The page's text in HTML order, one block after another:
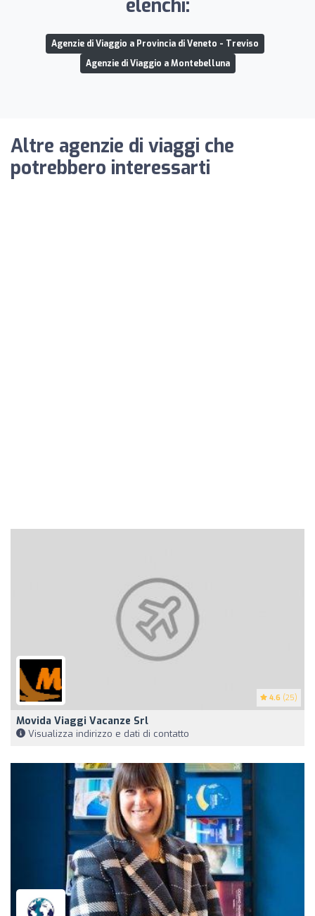
elenchi:
Agenzie di Viaggio a Provincia di Veneto - Treviso
Agenzie di Viaggio a Montebelluna
Altre agenzie di viaggi che
potrebbero interessarti
4.6 (25)
Movida Viaggi Vacanze Srl
Visualizza indirizzo e dati di contatto